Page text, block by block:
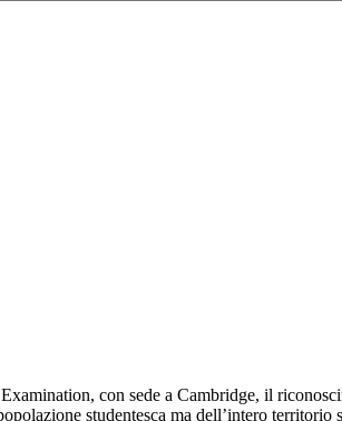
con sede a Cambridge, il
studentesca ma dell’intero territorio